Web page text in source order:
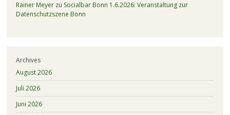
Rainer Meyerzu Socialbar Bonn 1.6.2026: Veranstaltung zur
Datenschutzszene Bonn
Archives
August 2026
Juli 2026
Juni 2026